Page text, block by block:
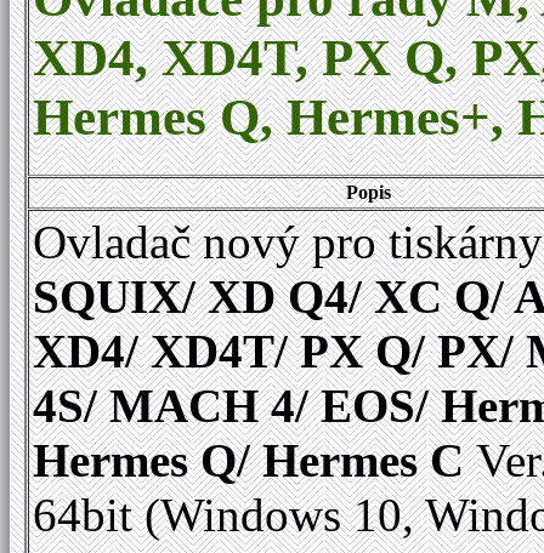
XD4, XD4T, PX Q,
Hermes Q,Hermes+,
Popis
Ovladač nový pro
SQUIX/ XD Q4/ XC Q/
XD4/ XD4T/ PX Q/ PX/
4S/ MACH 4/ EOS/
Hermes Q/ Hermes C
64bit (Windows 10,